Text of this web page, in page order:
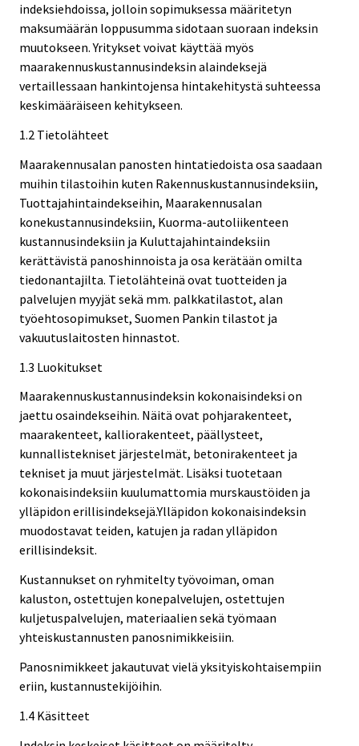
indeksiehdoissa, jolloin sopimuksessa määritetyn
maksumäärän loppusumma sidotaan suoraan indeksin
muutokseen. Yritykset voivat käyttää myös
maarakennuskustannusindeksin alaindeksejä
vertaillessaan hankintojensa hintakehitystä suhteessa
keskimääräiseen kehitykseen.
1.2 Tietolähteet
Maarakennusalan panosten hintatiedoista osa saadaan
muihin tilastoihin kuten Rakennuskustannusindeksiin,
Tuottajahintaindekseihin, Maarakennusalan
konekustannusindeksiin, Kuorma-autoliikenteen
kustannusindeksiin ja Kuluttajahintaindeksiin
kerättävistä panoshinnoista ja osa kerätään omilta
tiedonantajilta. Tietolähteinä ovat tuotteiden ja
palvelujen myyjät sekä mm. palkkatilastot, alan
työehtosopimukset, Suomen Pankin tilastot ja
vakuutuslaitosten hinnastot.
1.3 Luokitukset
Maarakennuskustannusindeksin kokonaisindeksi on
jaettu osaindekseihin. Näitä ovat pohjarakenteet,
maarakenteet, kalliorakenteet, päällysteet,
kunnallistekniset järjestelmät, betonirakenteet ja
tekniset ja muut järjestelmät. Lisäksi tuotetaan
kokonaisindeksiin kuulumattomia murskaustöiden ja
ylläpidon erillisindeksejä.Ylläpidon kokonaisindeksin
muodostavat teiden, katujen ja radan ylläpidon
erillisindeksit.
Kustannukset on ryhmitelty työvoiman, oman
kaluston, ostettujen konepalvelujen, ostettujen
kuljetuspalvelujen, materiaalien sekä työmaan
yhteiskustannusten panosnimikkeisiin.
Panosnimikkeet jakautuvat vielä yksityiskohtaisempiin
eriin, kustannustekijöihin.
1.4 Käsitteet